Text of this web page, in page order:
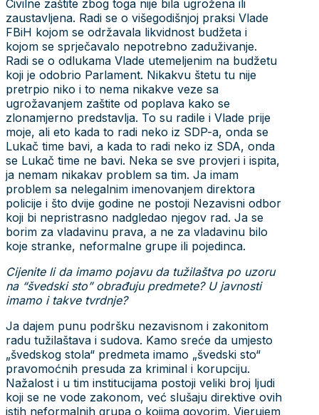
Civilne zaštite zbog toga nije bila ugrožena ili
zaustavljena. Radi se o višegodišnjoj praksi Vlade
FBiH kojom se održavala likvidnost budžeta i
kojom se sprječavalo nepotrebno zaduživanje.
Radi se o odlukama Vlade utemeljenim na budžetu
koji je odobrio Parlament. Nikakvu štetu tu nije
pretrpio niko i to nema nikakve veze sa
ugrožavanjem zaštite od poplava kako se
zlonamjerno predstavlja. To su radile i Vlade prije
moje, ali eto kada to radi neko iz SDP-a, onda se
Lukač time bavi, a kada to radi neko iz SDA, onda
se Lukač time ne bavi. Neka se sve provjeri i ispita,
ja nemam nikakav problem sa tim. Ja imam
problem sa nelegalnim imenovanjem direktora
policije i što dvije godine ne postoji Nezavisni odbor
koji bi nepristrasno nadgledao njegov rad. Ja se
borim za vladavinu prava, a ne za vladavinu bilo
koje stranke, neformalne grupe ili pojedinca.
Cijenite li da imamo pojavu da tužilaštva po uzoru
na “švedski sto” obrađuju predmete? U javnosti
imamo i takve tvrdnje?
Ja dajem punu podršku nezavisnom i zakonitom
radu tužilaštava i sudova. Kamo sreće da umjesto
„švedskog stola“ predmeta imamo „švedski sto“
pravomoćnih presuda za kriminal i korupciju.
Nažalost i u tim institucijama postoji veliki broj ljudi
koji se ne vode zakonom, već slušaju direktive ovih
istih neformalnih grupa o kojima govorim. Vjerujem